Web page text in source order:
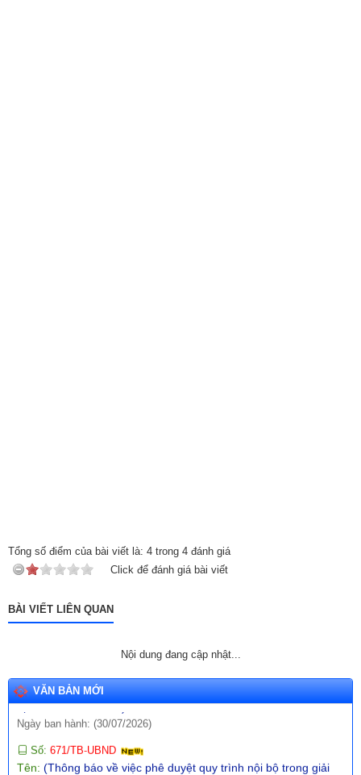
Tổng số điểm của bài viết là: 4 trong 4 đánh giá
Click để đánh giá bài viết
BÀI VIẾT LIÊN QUAN
Nội dung đang cập nhật...
VĂN BẢN MỚI
Tên:(Thông báo về việc công bố Danh mục thủ tục hành chính
mới ban hành lĩnh vực giáo dục và đào tạo thuộc phạm vi, chức
Số:670/TB-UBND
ban hành mới trong lĩnh vực phòng cháy, chữa cháy và cứu
địa bàn tỉnh Đắk Lắk)
Ngày ban hành: (30/07/2026)
Số: 671/TB-UBND
Tên:(Thông báo về việc phê duyệt quy trình nội bộ trong giải
quyết thủ tục hành chính lĩnh vực Y, Dược cổ truyền thuộc